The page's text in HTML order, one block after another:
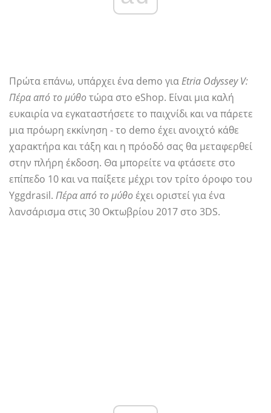
Πρώτα επάνω, υπάρχει ένα demo γιαEtria Odyssey V:
Πέρα από το μύθοτώρα στο eShop. Είναι μια καλή
ευκαιρία να εγκαταστήσετε το παιχνίδι και να πάρετε
μια πρόωρη εκκίνηση - το demo έχει ανοιχτό κάθε
χαρακτήρα και τάξη και η πρόοδό σας θα μεταφερθεί
στην πλήρη έκδοση. Θα μπορείτε να φτάσετε στο
επίπεδο 10 και να παίξετε μέχρι τον τρίτο όροφο του
Yggdrasil. Πέρα από το μύθοέχει οριστεί για ένα
λανσάρισμα στις 30 Οκτωβρίου 2017 στο 3DS.